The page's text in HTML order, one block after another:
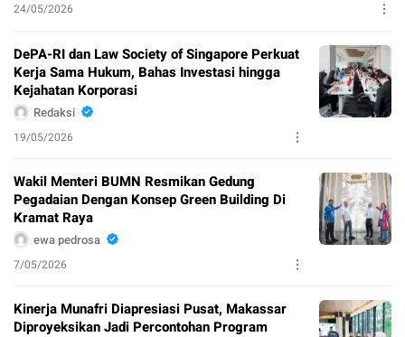
24/05/2026
DePA-RI dan Law Society of Singapore Perkuat
Kerja Sama Hukum, Bahas Investasi hingga
Kejahatan Korporasi
Redaksi
19/05/2026
Wakil Menteri BUMN Resmikan Gedung
Pegadaian Dengan Konsep Green Building Di
Kramat Raya
ewa pedrosa
7/05/2026
Kinerja Munafri Diapresiasi Pusat, Makassar
Diproyeksikan Jadi Percontohan Program